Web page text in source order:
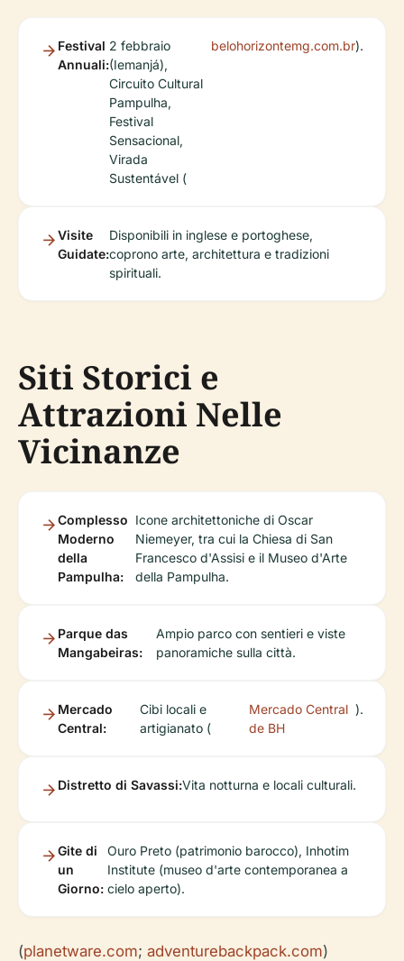
Festival
Annuali:
2 febbraio
(Iemanjá),
Circuito Cultural
Pampulha,
Festival
Sensacional,
Virada
Sustentável (
belohorizontemg.com.br).
Visite
Guidate:
Disponibili in inglese e portoghese,
coprono arte, architettura e tradizioni
spirituali.
Siti Storici e
Attrazioni Nelle
Vicinanze
Complesso
Moderno
della
Pampulha:
Icone architettoniche di Oscar
Niemeyer, tra cui la Chiesa di San
Francesco d'Assisi e il Museo d'Arte
della Pampulha.
Parque das
Mangabeiras:
Ampio parco con sentieri e viste
panoramiche sulla città.
Mercado
Central:
Cibi locali e
artigianato (
Mercado Central
de BH
).
Distretto di Savassi:Vita notturna e locali culturali.
Gite di
un
Giorno:
Ouro Preto (patrimonio barocco), Inhotim
Institute (museo d'arte contemporanea a
cielo aperto).
(planetware.com; adventurebackpack.com)